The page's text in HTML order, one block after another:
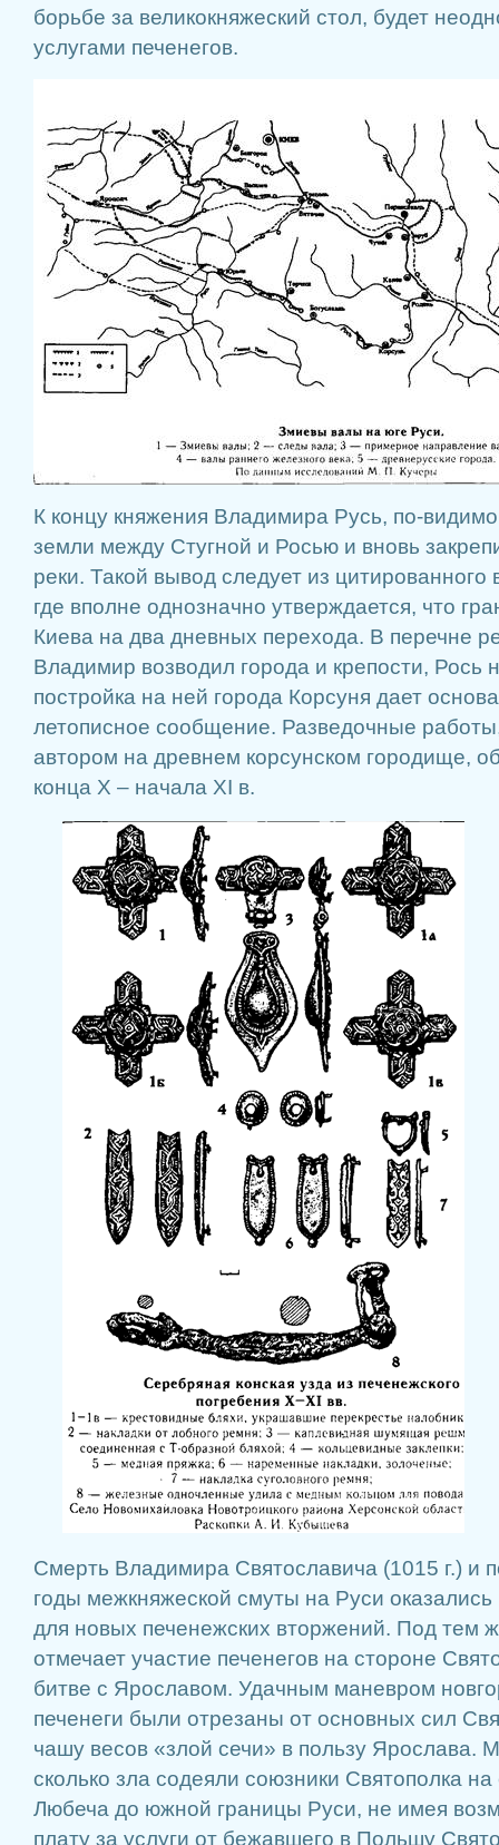
борьбе за великокняжеский стол, будет
услугами печенегов.
К концу княжения Владимира Русь, по-
земли между Стугной и Росью и вновь
реки. Такой вывод следует из
где вполне однозначно утверждается, что
Киева на два дневных перехода. В перечне
Владимир возводил города и крепости, Рось
постройка на ней города Корсуня дает
летописное сообщение. Разведочные
автором на древнем корсунском городище,
конца X – начала XI в.
Смерть Владимира Святославича (1015 г.) и
годы межкняжеской смуты на Руси
для новых печенежских вторжений. Под тем
отмечает участие печенегов на стороне
битве с Ярославом. Удачным маневром
печенеги были отрезаны от основных сил
чашу весов «злой сечи» в пользу Ярослава.
сколько зла содеяли союзники Святополка
Любеча до южной границы Руси, не имея
плату за услуги от бежавшего в Польшу